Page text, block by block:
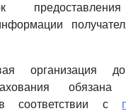
организация
обязана
соответствии с